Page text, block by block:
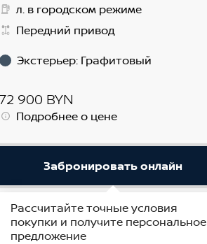
л. в городском режиме
Передний привод
Экстерьер: Графитовый
900 BYN
Подробнее о цене
Забронировать онлайн
Рассчитайте точные условия
покупки и получите персональное
предложение
Получить предложение